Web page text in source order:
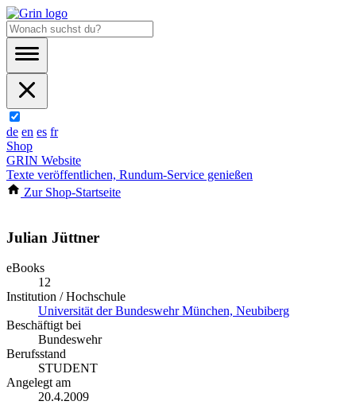
de en es fr
Shop
GRIN Website
Texte veröffentlichen, Rundum-Service genießen
Zur Shop-Startseite
Julian Jüttner
eBooks
12
Institution / Hochschule
Universität der Bundeswehr München, Neubiberg
Beschäftigt bei
Bundeswehr
Berufsstand
STUDENT
Angelegt am
20.4.2009